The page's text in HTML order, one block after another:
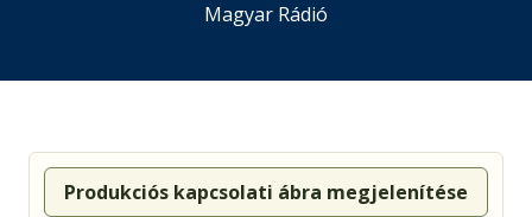
Magyar Rádió
Produkciós kapcsolati ábra megjelenítése